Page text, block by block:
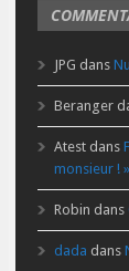
JPG dans
Beranger
Atest dans
monsieur ! »
Robin dans
dada dans